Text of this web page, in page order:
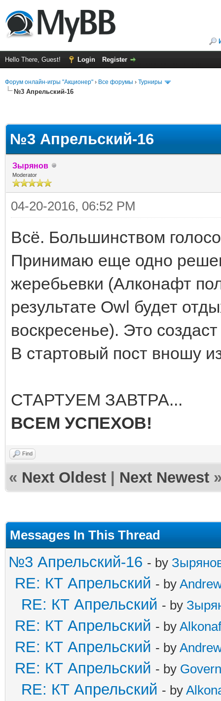
Hello There, Guest! Login Register
Форум онлайн-игры "Акционер" › Все форумы › Турниры
№3 Апрельский-16
№3 Апрельский-16
Зырянов
Moderator
04-20-2016, 06:52 PM
Всё. Большинством
Принимаю еще одно
жеребьевки (Алконафт
результате Owl будет
воскресенье). Это
В стартовый пост вношу
СТАРТУЕМ ЗАВТРА...
ВСЕМ УСПЕХОВ!
Find
« Next Oldest Next Newest
Messages In This Thread
№3 Апрельский-16 - by
RE: КТ Апрельский - by
RE: КТ Апрельский - by
RE: КТ Апрельский - by
RE: КТ Апрельский - by
RE: КТ Апрельский - by
RE: КТ Апрельский - by